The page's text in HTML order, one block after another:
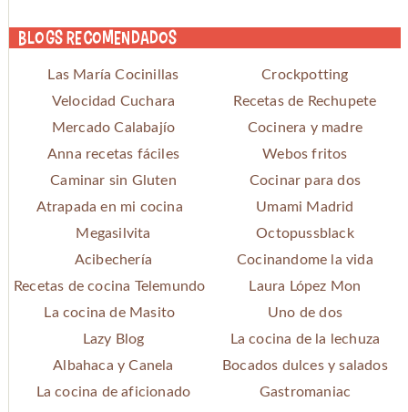
Blogs recomendados
Las María Cocinillas
Crockpotting
Velocidad Cuchara
Recetas de Rechupete
Mercado Calabajío
Cocinera y madre
Anna recetas fáciles
Webos fritos
Caminar sin Gluten
Cocinar para dos
Atrapada en mi cocina
Umami Madrid
Megasilvita
Octopussblack
Acibechería
Cocinandome la vida
Recetas de cocina Telemundo
Laura López Mon
La cocina de Masito
Uno de dos
Lazy Blog
La cocina de la lechuza
Albahaca y Canela
Bocados dulces y salados
La cocina de aficionado
Gastromaniac